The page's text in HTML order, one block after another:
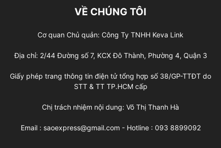
VỀ CHÚNG TÔI
Cơ quan Chủ quản: Công Ty TNHH Keva Link
Địa chỉ: 2/44 Đường số 7, KCX Đô Thành, Phường 4, Quận 3
Giấy phép trang thông tin điện tử tổng hợp số 38/GP-TTĐT do
STT & TT TP.HCM cấp
Chị trách nhiệm nội dung: Võ Thị Thanh Hà
Email : saoexpress@gmail.com - Hotline : 093 8899092